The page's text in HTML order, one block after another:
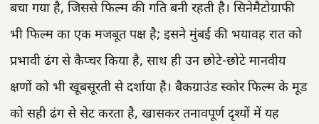
बचा गया है, जिससे फिल्म की गति बनी रहती है। सिनेमैटोग्राफी
भी फिल्म का एक मजबूत पक्ष है; इसने मुंबई की भयावह रात को
प्रभावी ढंग से कैप्चर किया है, साथ ही उन छोटे-छोटे मानवीय
क्षणों को भी खूबसूरती से दर्शाया है। बैकग्राउंड स्कोर फिल्म के मूड
को सही ढंग से सेट करता है, खासकर तनावपूर्ण दृश्यों में यह